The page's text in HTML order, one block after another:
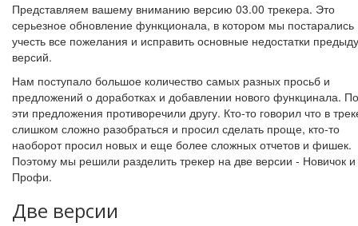
Представляем вашему вниманию версию 03.00 трекера. Это
серьезное обновление функционала, в котором мы постарались
учесть все пожелания и исправить основные недостатки
версий.
Нам поступало большое количество самых разных просьб и
предложений о доработках и добавлении нового функцинала.
эти предложения противоречили другу. Кто-то говорил что в
слишком сложно разобраться и просил сделать проще, кто-то
наоборот просил новых и еще более сложных отчетов и фишек.
Поэтому мы решили разделить трекер на две версии - Новичок и
Профи.
Две версии